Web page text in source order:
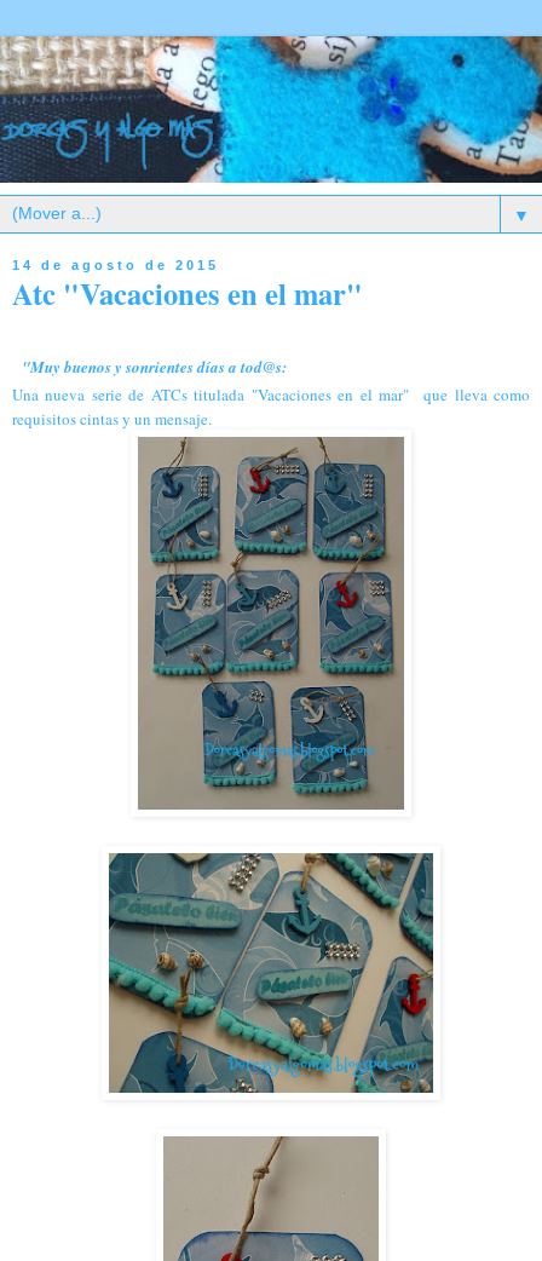
▼
14 de agosto de 2015
Atc "Vacaciones en el mar"
"Muy buenos y sonrientes días a tod@s:
Una nueva serie de ATCs titulada "Vacaciones en el mar" que lleva como
requisitos cintas y un mensaje.